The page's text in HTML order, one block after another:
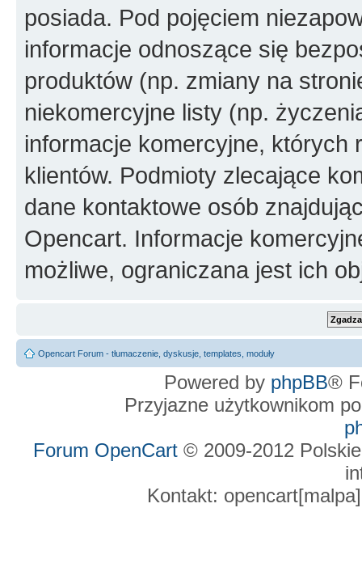
posiada. Pod pojęciem
informacje odnoszące się
produktów (np. zmiany na
niekomercyjne listy (np.
informacje komercyjne, których
klientów. Podmioty zlecające
dane kontaktowe osób
Opencart. Informacje
możliwe, ograniczana jest ich
Opencart Forum - tłumaczenie, dyskusje, templates, moduły
Powered by phpBB®
Przyjazne użytkownikom
Forum OpenCart © 2009-2012
Kontakt: